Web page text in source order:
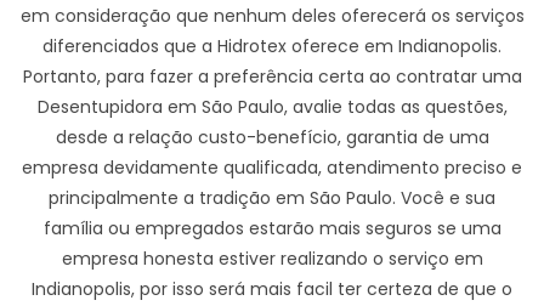
em consideração que nenhum deles oferecerá os serviços
diferenciados que a Hidrotex oferece em Indianopolis.
Portanto, para fazer a preferência certa ao contratar uma
Desentupidora em São Paulo, avalie todas as questões,
desde a relação custo-benefício, garantia de uma
empresa devidamente qualificada, atendimento preciso e
principalmente a tradição em São Paulo. Você e sua
família ou empregados estarão mais seguros se uma
empresa honesta estiver realizando o serviço em
Indianopolis, por isso será mais facil ter certeza de que o